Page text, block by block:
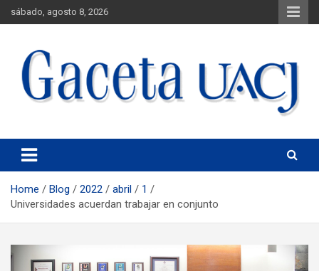
sábado, agosto 8, 2026
Gaceta UACJ
Home Blog 2022 abril
1
Universidades acuerdan trabajar en conjunto